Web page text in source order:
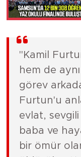
"Kamil
hem de
görev
Furtun'u
evlat,
baba ve
bir ömür